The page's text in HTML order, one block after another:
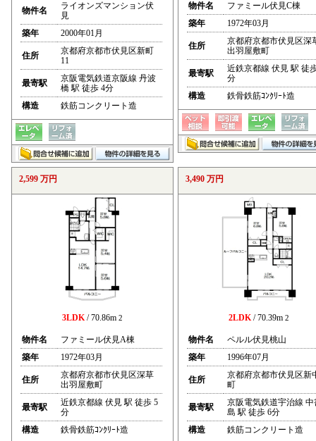
物件名
ライオンズマンション伏
見
築年
2000年01月
住所
京都府京都市伏見区新町
11
最寄駅
京阪電気鉄道京阪線 丹波
橋 駅 徒歩 4分
構造
鉄筋コンクリート造
物件名
ファミール伏見C棟
築年
1972年03月
住所
京都府京都市伏見区深
出羽屋敷町
最寄駅
近鉄京都線 伏見 駅 徒
分
構造
鉄骨鉄筋ｺﾝｸﾘｰﾄ造
2,599 万円
3LDK/ 70.86m 2
物件名
ファミール伏見A棟
築年
1972年03月
住所
京都府京都市伏見区深草
出羽屋敷町
最寄駅
近鉄京都線 伏見 駅 徒歩 5
分
構造
鉄骨鉄筋ｺﾝｸﾘｰﾄ造
3,490 万円
2LDK/ 70.39m 2
物件名
ペルル伏見桃山
築年
1996年07月
住所
京都府京都市伏見区新
町
最寄駅
京阪電気鉄道宇治線 中
島 駅 徒歩 6分
構造
鉄筋コンクリート造